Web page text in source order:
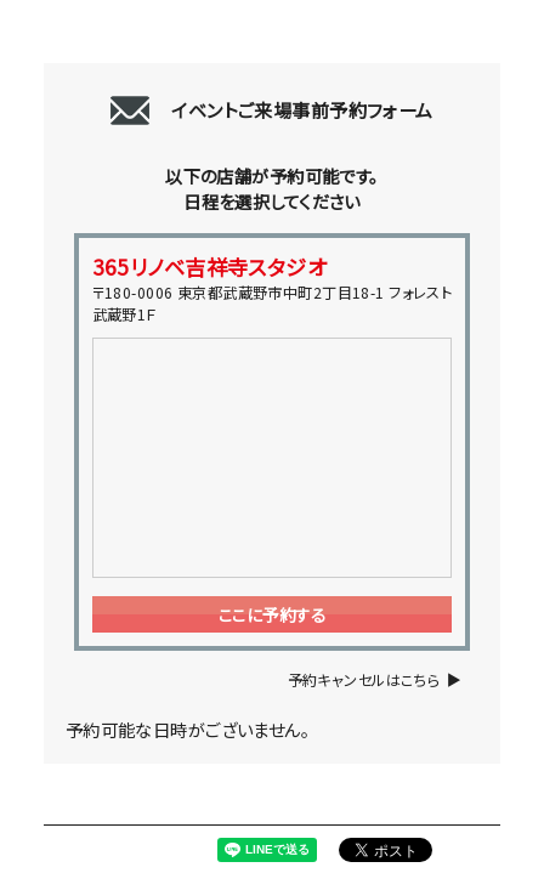
イベントご来場事前予約フォーム
以下の店舗が予約可能です。
日程を選択してください
365リノベ吉祥寺スタジオ
〒180-0006 東京都武蔵野市中町2丁目18-1 フォレスト
武蔵野1Ｆ
ここに予約する
予約キャンセルはこちら
予約可能な日時がございません。